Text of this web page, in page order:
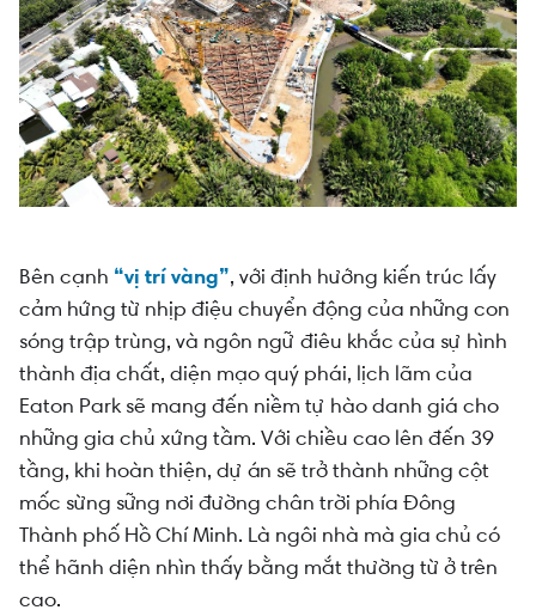
Bên cạnh “vị trí vàng”, với định hướng kiến trúc lấy
cảm hứng từ nhịp điệu chuyển động của những con
sóng trập trùng, và ngôn ngữ điêu khắc của sự hình
thành địa chất, diện mạo quý phái, lịch lãm của
Eaton Park sẽ mang đến niềm tự hào danh giá cho
những gia chủ xứng tầm. Với chiều cao lên đến 39
tầng, khi hoàn thiện, dự án sẽ trở thành những cột
mốc sừng sững nơi đường chân trời phía Đông
Thành phố Hồ Chí Minh. Là ngôi nhà mà gia chủ có
thể hãnh diện nhìn thấy bằng mắt thường từ ở trên
cao.